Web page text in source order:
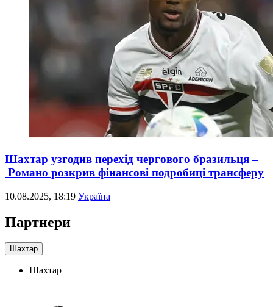
Шахтар узгодив перехід чергового бразильця –
Романо розкрив фінансові подробиці трансферу
10.08.2025, 18:19 Україна
Партнери
Шахтар
Шахтар